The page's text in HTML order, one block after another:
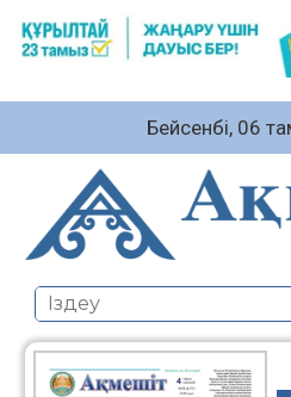
Бейсенбі, 06